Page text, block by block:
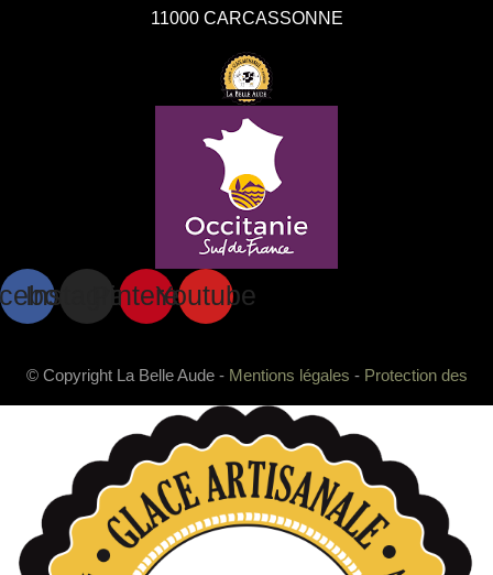
11000 CARCASSONNE
InstagramPinterestYoutube
© Copyright La Belle Aude - Mentions légales - Protection des
données